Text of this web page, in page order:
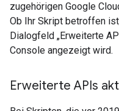
zugehörigen Google
Ob Ihr Skript betroffen
Dialogfeld „Erweiterte
Console angezeigt wird.
Erweiterte APIs